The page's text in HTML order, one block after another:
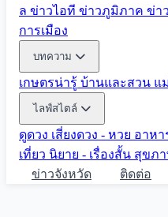
ล ข่าวไอที ข่าวภูมิภาค ข่า
การเมือง
บทความ
เกษตรน่ารู้ บ้านและสวน แ
ไลฟ์สไตล์
ดูดวง เสี่ยงดวง - หวย อาหา
เที่ยว นิยาย - เรื่องสั้น สุขภ
ข่าวจังหวัด
ติดต่อ